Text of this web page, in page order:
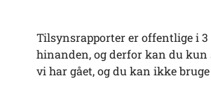
Tilsynsrapporter er offentlige i 3
hinanden, og derfor kan du
vi har gået, og du kan ikke